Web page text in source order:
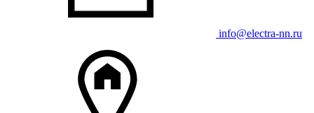
info@electra-nn.ru